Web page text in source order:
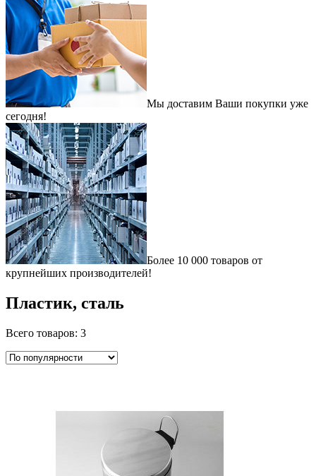
Мы доставим Ваши покупки уже
сегодня!
Более 10 000 товаров от
крупнейших производителей!
Пластик, сталь
Всего товаров: 3